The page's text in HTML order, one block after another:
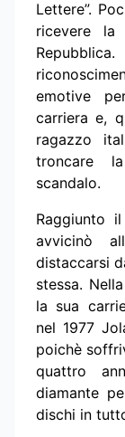
Lettere”.
ricevere la
emotive
carriera e,
ragazzo
troncare
scandalo.
Raggiunto
avvicinò
distaccarsi
stessa.
la sua
nel 1977
poichè
quattro
diamante
dischi in